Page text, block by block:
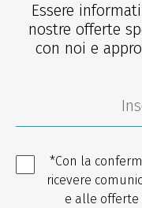
Essere
nostre offerte
con noi e
*Con la
ricevere
e alle offerte